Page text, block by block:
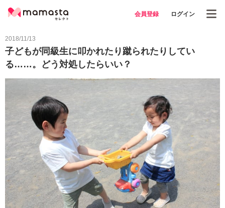
会員登録 ログイン
2018/11/13
子どもが同級生に叩かれたり蹴られたりしてい
る……。どう対処したらいい？